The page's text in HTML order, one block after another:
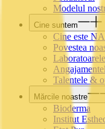
Modelul
Cine suntem
Cine este
Povestea
Talentele &
Mărcile noastre
Bioderma
Institut